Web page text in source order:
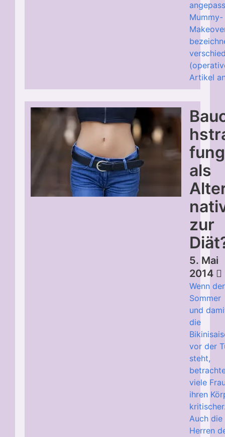
Mummy-
Artikel
fung
als
zur
5. Mai
2014
Wenn der
Sommer
und
die
vor der
steht,
viele
ihren
Auch die
Herren